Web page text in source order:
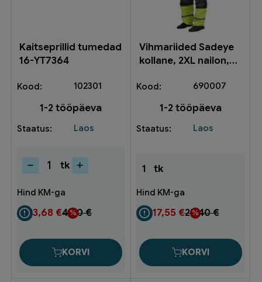
Kaitseprillid tumedad
16-YT7364
102301
1-2 tööpäeva
Laos
Kaitseprillid
16-
YT7364
kogus
tk
4,90€
3,68 €
KORVI
Vihmariided Sadeye
kollane, 2XL nailon,
2XL
690007
1-2 tööpäeva
Laos
1 tk
23,40€
17,55 €
KORVI